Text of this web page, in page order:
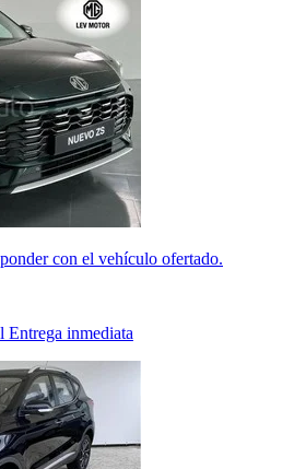
con el vehículo ofertado.
Entrega inmediata